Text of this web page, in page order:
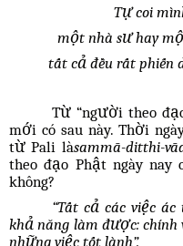
Tự coi
một nhà sư hay
tất cả đều rất phiến
Từ “người theo
mới có sau này. Thời
từ Pali làsammā-ditthi-
theo đạo Phật ngày
không?
“Tất cả các việc
khả năng làm được: chính
những việc tốt lành”.